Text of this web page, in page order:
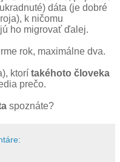
dáta (je dobré
k ničomu
ho migrovať ďalej.
rok, maximálne dva.
ktorí takéhoto človeka
prečo.
spoznáte?